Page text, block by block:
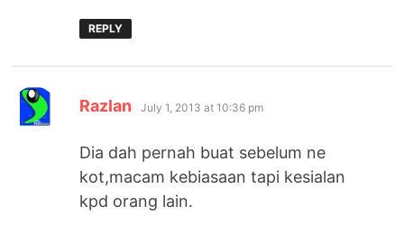
REPLY
Razlan says:
July 1, 2013 at 10:36 pm
Dia dah pernah buat sebelum ne
kot,macam kebiasaan tapi kesialan
kpd orang lain.